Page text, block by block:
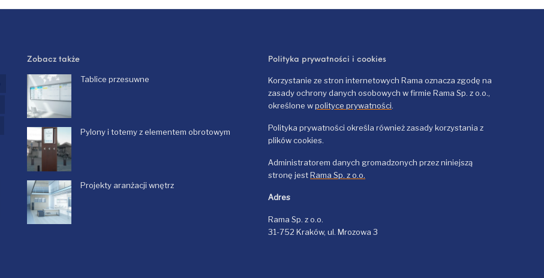
Zobacz także
Tablice przesuwne
Pylony i totemy z elementem obrotowym
Projekty aranżacji wnętrz
Polityka prywatności i cookies
Korzystanie ze stron internetowych Rama oznacza zgodę na
zasady ochrony danych osobowych w firmie Rama Sp. z o.o.,
określone wpolityce prywatności.
Polityka prywatności określa również zasady korzystania z
plików cookies.
Administratorem danych gromadzonych przez niniejszą
stronę jestRama Sp. z o.o.
Adres
Rama Sp. z o.o.
31-752 Kraków, ul. Mrozowa 3